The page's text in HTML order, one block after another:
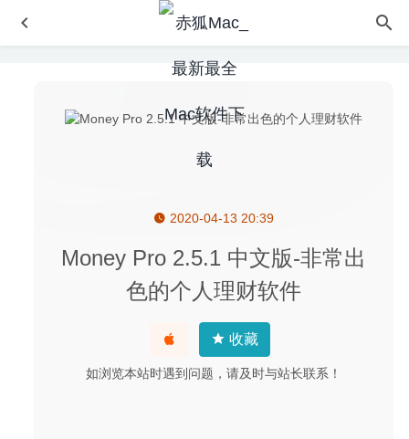
2020-04-13 20:39
Money Pro 2.5.1 中文版-非常出
色的个人理财软件
收藏
如浏览本站时遇到问题，请及时与站长联系！
黑暗地牢II(Darkest Dungeon II) 2.03(79956) 中文版-
TextMate 2.0.6 for Mac- 专业且好用的文本编辑器 2020-
Easy MP3 Converter Pro 3.2.0 – 音频格式转换工具
Athentech Perfectly Clear Complete 3.10.0.1829 – 图像磨